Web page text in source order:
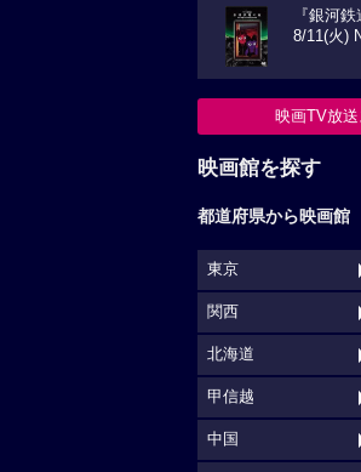
『銀河鉄
8/11(火)
映画TV放
映画館を探す
都道府県から映画館
東京
関西
北海道
甲信越
中国